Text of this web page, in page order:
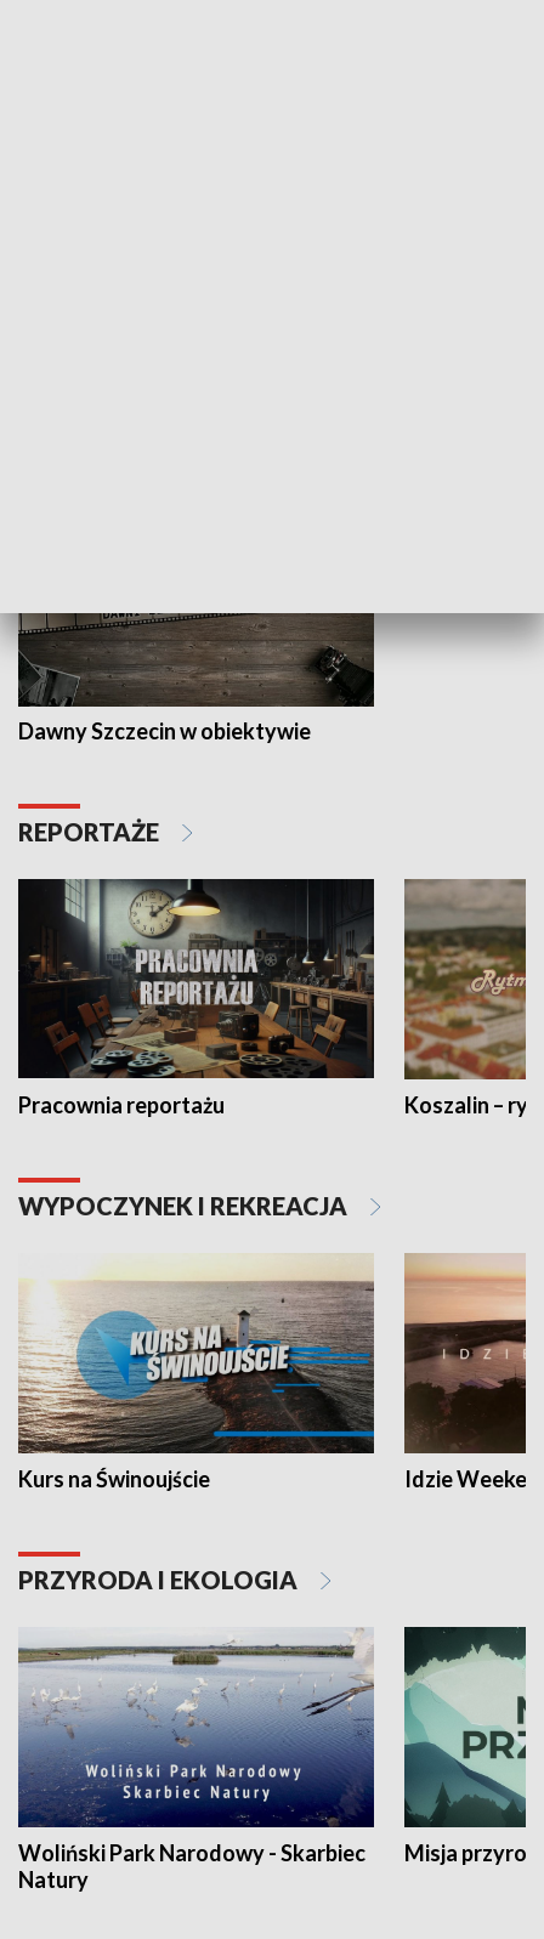
Dawny Szczecin w obiektywie
REPORTAŻE
Pracownia reportażu Koszalin –
WYPOCZYNEK I REKREACJA
Kurs na Świnoujście Idzie
PRZYRODA I EKOLOGIA
Woliński Park Narodowy - Skarbiec
Natury
Misja